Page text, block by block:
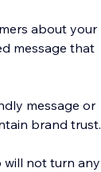
about your
message that
message or
brand trust.
will not turn any